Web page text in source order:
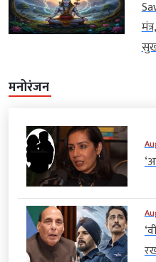
मनोरंजन